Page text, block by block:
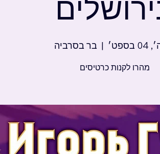
  |
בר בסרביה
מהרו לקנות כרטיסים